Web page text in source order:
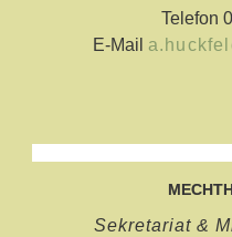
Telefon
E-Mail
Sekretariat &